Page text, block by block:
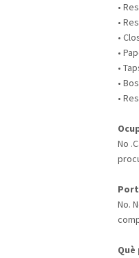
•
•
•
•
•
•
•
No
No.